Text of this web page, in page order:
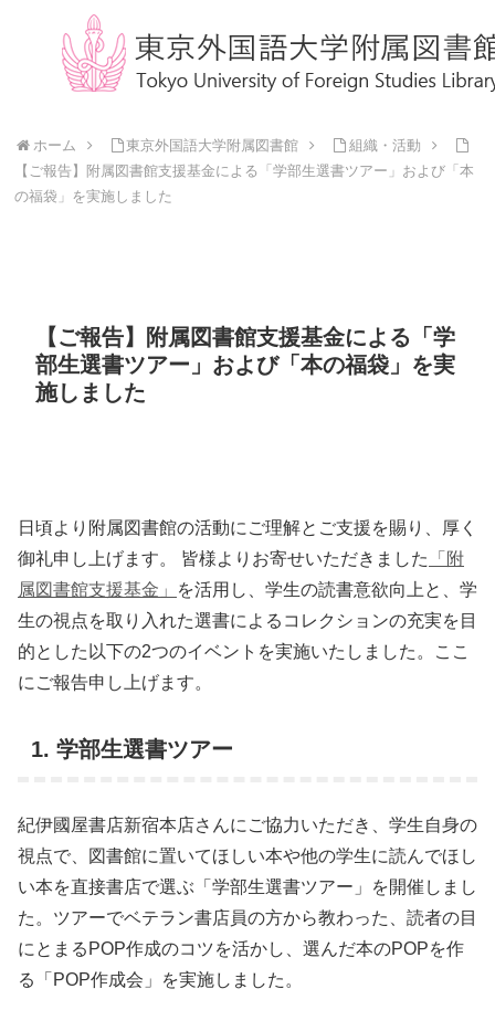
ホーム 東京外国語大学附属図書館
組織・活動
【ご報告】附属図書館支援基金による「学部生選書ツアー」および「本
の福袋」を実施しました
【ご報告】附属図書館支援基金による「学
部生選書ツアー」および「本の福袋」を実
施しました
日頃より附属図書館の活動にご理解とご支援を賜り、厚く
御礼申し上げます。 皆様よりお寄せいただきました
「附
属図書館支援基金」
を活用し、学生の読書意欲向上と、学
生の視点を取り入れた選書によるコレクションの充実を目
的とした以下の2つのイベントを実施いたしました。ここ
にご報告申し上げます。
1. 学部生選書ツアー
紀伊國屋書店新宿本店さんにご協力いただき、学生自身の
視点で、図書館に置いてほしい本や他の学生に読んでほし
い本を直接書店で選ぶ「学部生選書ツアー」を開催しまし
た。ツアーでベテラン書店員の方から教わった、読者の目
にとまるPOP作成のコツを活かし、選んだ本のPOPを作
る「POP作成会」を実施しました。